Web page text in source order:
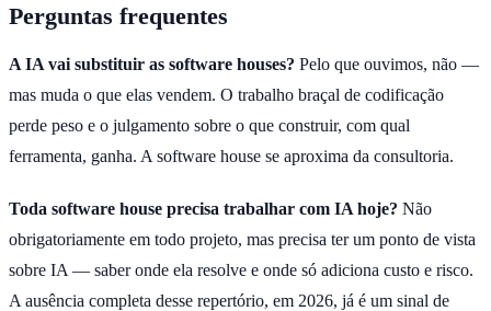
Perguntas frequentes
A IA vai substituir as software houses? Pelo que ouvimos, não —
mas muda o que elas vendem. O trabalho braçal de codificação
perde peso e o julgamento sobre o que construir, com qual
ferramenta, ganha. A software house se aproxima da consultoria.
Toda software house precisa trabalhar com IA hoje? Não
obrigatoriamente em todo projeto, mas precisa ter um ponto de vista
sobre IA — saber onde ela resolve e onde só adiciona custo e risco.
A ausência completa desse repertório, em 2026, já é um sinal de